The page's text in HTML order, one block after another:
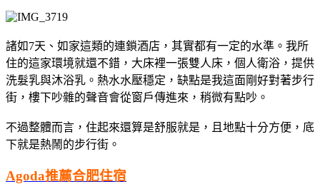
諸如7天、如家這類的連鎖酒店，其實都有一定的水準。我所
住的這家環境就還不錯，大床裡一張雙人床，個人衛浴，提供
洗髮乳與沐浴乳。熱水水壓穩定，缺點是我這面剛好對著步行
街，樓下吵雜的聲音會從窗戶傳進來，稍微有點吵。
不過整體而言，住起來還算是舒服就是，且地點十分方便，底
下就是熱鬧的步行街。
Agoda推薦合肥住宿